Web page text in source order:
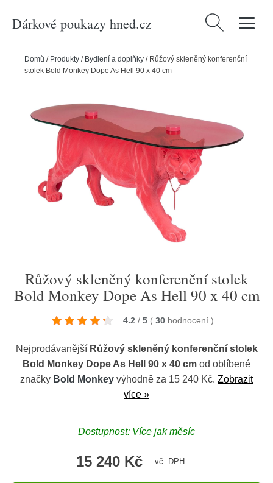
Dárkové poukazy hned.cz Vyhledávání
Domů / Produkty / Bydlení a doplňky / Růžový skleněný konferenční
stolek Bold Monkey Dope As Hell 90 x 40 cm
Růžový skleněný konferenční stolek
Bold Monkey Dope As Hell 90 x 40 cm
4.2 / 5 ( 30 hodnocení )
Nejprodávanější Růžový skleněný konferenční stolek
Bold Monkey Dope As Hell 90 x 40 cm od oblíbené
značky Bold Monkey výhodně za 15 240 Kč. Zobrazit
více »
Dostupnost: Více jak měsíc
15 240 Kč vč. DPH